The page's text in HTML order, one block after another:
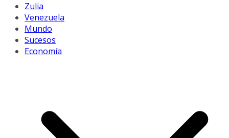
Zulia
Venezuela
Mundo
Sucesos
Economía